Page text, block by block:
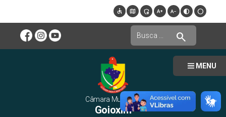
MENU
accessible map admin_panel_settings text_increase text_decrease contrast circle
search
Câmara Municipal
Goioxim